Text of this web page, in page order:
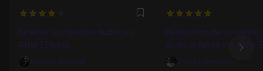
4 Favori
Réaliser un Spectre Audio sur
After Effects
Marcus Garniez
5
Réalisation de
audio créatifs sur After
Atelier 1/5
Thierry Serveau